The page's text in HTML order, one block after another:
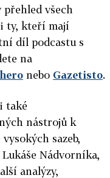
všech
ty, kteří mají
díl podcastu s
na
nebo Gazetisto.
také
nástrojů k
sazeb,
Nádvorníka,
analýzy,